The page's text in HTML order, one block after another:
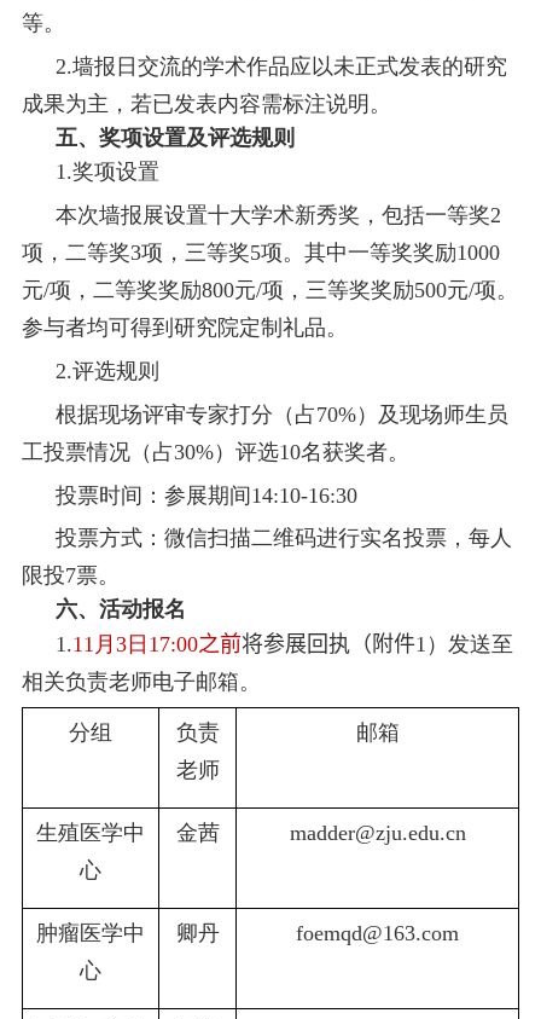
等。
2.墙报日交流的学术作品应以未正式发表的研究
成果为主，若已发表内容需标注说明。
五、奖项设置及评选规则
1.奖项设置
本次墙报展设置十大学术新秀奖，包括一等奖2
项，二等奖3项，三等奖5项。其中一等奖奖励1000
元/项，二等奖奖励800元/项，三等奖奖励500元/项。
参与者均可得到研究院定制礼品。
2.评选规则
根据现场评审专家打分（占70%）及现场师生员
工投票情况（占30%）评选10名获奖者。
投票时间：参展期间14:10-16:30
投票方式：微信扫描二维码进行实名投票，每人
限投7票。
六、活动报名
1.11 月 3日 17:00之前将参展回执（附件1 ）发送至
相关负责老师电子邮箱。
分组
负责
老师
邮箱
生殖医学中
心
金茜 madder@zju.edu.cn
肿瘤医学中
心
卿丹 foemqd@163.com